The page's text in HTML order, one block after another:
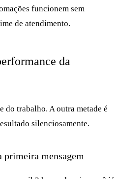
funcionem sem
de atendimento.
da
do trabalho. A outra metade é
silenciosamente.
primeira mensagem